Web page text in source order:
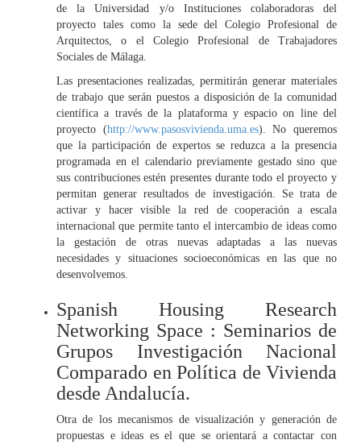
de la Universidad y/o Instituciones colaboradoras del
proyecto tales como la sede del Colegio Profesional de
Arquitectos, o el Colegio Profesional de Trabajadores
Sociales de Málaga.
Las presentaciones realizadas, permitirán generar materiales
de trabajo que serán puestos a disposición de la comunidad
científica a través de la plataforma y espacio on line del
proyecto (http://www.pasosvivienda.uma.es). No queremos
que la participación de expertos se reduzca a la presencia
programada en el calendario previamente gestado sino que
sus contribuciones estén presentes durante todo el proyecto y
permitan generar resultados de investigación. Se trata de
activar y hacer visible la red de cooperación a escala
internacional que permite tanto el intercambio de ideas como
la gestación de otras nuevas adaptadas a las nuevas
necesidades y situaciones socioeconómicas en las que no
desenvolvemos.
Spanish Housing Research
Networking Space : Seminarios de
Grupos Investigación Nacional
Comparado en Política de Vivienda
desde Andalucía.
Otra de los mecanismos de visualización y generación de
propuestas e ideas es el que se orientará a contactar con